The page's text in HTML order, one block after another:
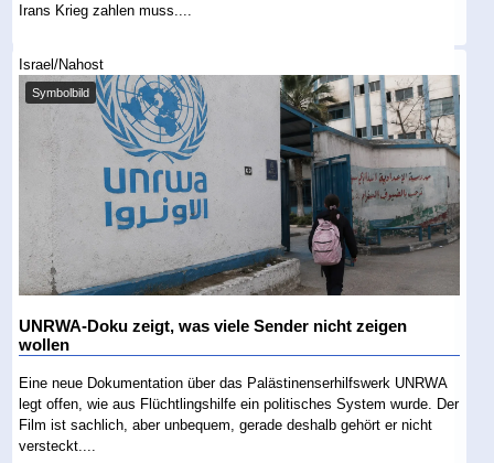
Irans Krieg zahlen muss....
Israel/Nahost
Symbolbild
UNRWA-Doku zeigt, was viele Sender nicht zeigen
wollen
Eine neue Dokumentation über das Palästinenserhilfswerk UNRWA
legt offen, wie aus Flüchtlingshilfe ein politisches System wurde. Der
Film ist sachlich, aber unbequem, gerade deshalb gehört er nicht
versteckt....